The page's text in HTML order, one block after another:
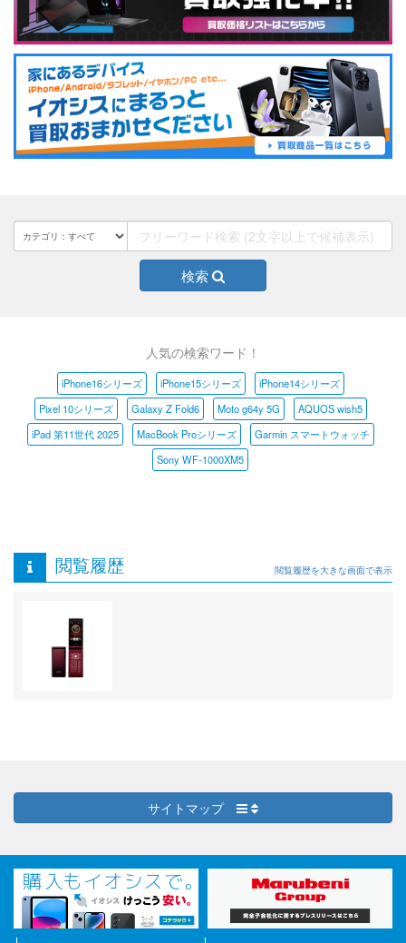
検索
人気の検索ワード！
iPhone16シリーズ iPhone15シリーズ
iPhone14シリーズ
Pixel 10シリーズ
Galaxy Z Fold6 Moto g64y 5G
AQUOS wish5
iPad 第11世代 2025
MacBook Proシリーズ
Garmin スマートウォッチ
Sony WF-1000XM5
閲覧履歴 閲覧履歴を大きな画面で表示
サイトマップ